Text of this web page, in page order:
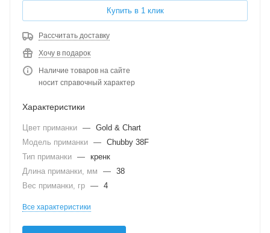
Купить в 1 клик
Рассчитать доставку
Хочу в подарок
Наличие товаров на сайте
носит справочный характер
Характеристики
Цвет приманки — Gold & Chart
Модель приманки — Chubby 38F
Тип приманки — кренк
Длина приманки, мм
— 38
Вес приманки, гр — 4
Все характеристики